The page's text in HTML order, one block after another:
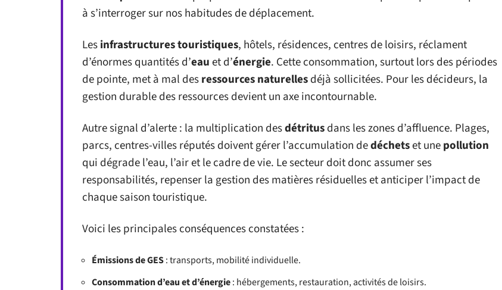
à s’interroger sur nos habitudes de déplacement.
Lesinfrastructures touristiques, hôtels, résidences, centres de loisirs, réclament
d’énormes quantités d’eauet d’énergie. Cette consommation, surtout lors des périodes
de pointe, met à mal desressources naturellesdéjà sollicitées. Pour les décideurs, la
gestion durable des ressources devient un axe incontournable.
Autre signal d’alerte : la multiplication desdétritusdans les zones d’affluence. Plages,
parcs, centres-villes réputés doivent gérer l’accumulation dedéchetset unepollution
qui dégrade l’eau, l’air et le cadre de vie. Le secteur doit donc assumer ses
responsabilités, repenser la gestion des matières résiduelles et anticiper l’impact de
chaque saison touristique.
Voici les principales conséquences constatées :
Émissions de GES: transports, mobilité individuelle.
Consommation d’eau et d’énergie: hébergements, restauration, activités de loisirs.